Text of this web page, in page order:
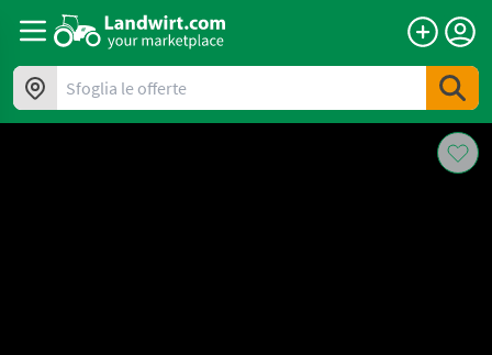
Sfoglia le offerte